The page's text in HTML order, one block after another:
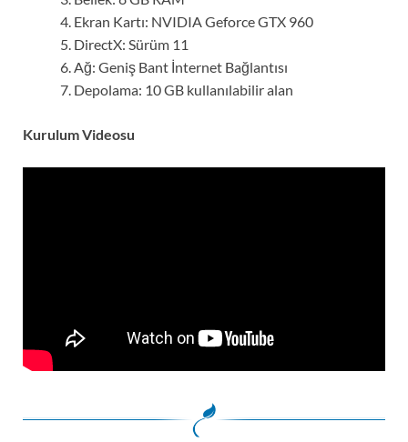
Ekran Kartı: NVIDIA Geforce GTX 960
DirectX: Sürüm 11
Ağ: Geniş Bant İnternet Bağlantısı
Depolama: 10 GB kullanılabilir alan
Kurulum Videosu